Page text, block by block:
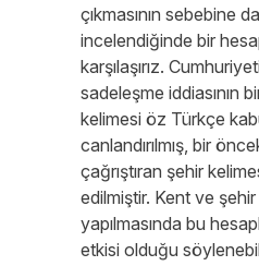
çıkmasının sebebine
incelendiğinde bir
karşılaşırız.
sadeleşme iddiasının
kelimesi öz Türkçe
canlandırılmış, bir
çağrıştıran şehir
edilmiştir. Kent ve şehir
yapılmasında bu
etkisi olduğu